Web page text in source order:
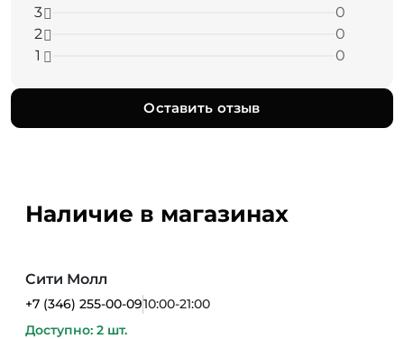
3
0
2
0
1
0
Оставить отзыв
Наличие в магазинах
Сити Молл
+7 (346) 255-00-0910:00-21:00
Доступно: 2 шт.